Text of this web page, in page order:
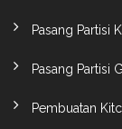
Pasang Partisi
Pasang Partisi
Pembuatan